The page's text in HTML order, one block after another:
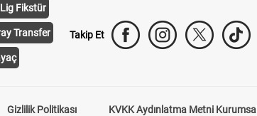
Fikstür
Transfer Takip Et
Gizlilik Politikası KVKK Aydınlatma Metni Kurumsal